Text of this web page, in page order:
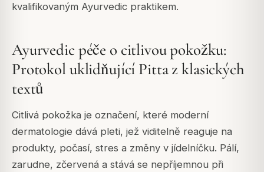
kvalifikovaným Ayurvedic praktikem.
Ayurvedic péče o citlivou pokožku:
Protokol uklidňující Pitta z klasických
textů
Citlivá pokožka je označení, které moderní
dermatologie dává pleti, jež viditelně reaguje na
produkty, počasí, stres a změny v jídelníčku. Pálí,
zarudne, zčervená a stává se nepříjemnou při